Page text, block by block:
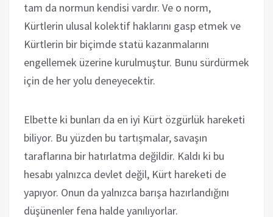
tam da normun kendisi vardır. Ve o norm,
Kürtlerin ulusal kolektif haklarını gasp etmek ve
Kürtlerin bir biçimde statü kazanmalarını
engellemek üzerine kurulmuştur. Bunu sürdürmek
için de her yolu deneyecektir.
Elbette ki bunları da en iyi Kürt özgürlük hareketi
biliyor. Bu yüzden bu tartışmalar, savaşın
taraflarına bir hatırlatma değildir. Kaldı ki bu
hesabı yalnızca devlet değil, Kürt hareketi de
yapıyor. Onun da yalnızca barışa hazırlandığını
düşünenler fena halde yanılıyorlar.